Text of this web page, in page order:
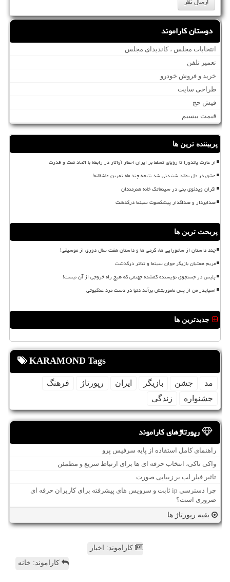
دوستان کاراموند
انتخابات مجلس ، کاندیدای مجلس
تعمیر تلفن
خرید و فروش خودرو
طراحی سایت
فیش حج
قیمت بیسیم
پربیننده ترین ها
از غارت پاندورا تا رؤیای تسلط بر ایران اخطار آواتار در رابطه با اتحاد نفت و قدرت
عشق در دل بماند شنیدنی شد نتیجه چند ماه تمرین عاشقانه!
اکران ویدئوی بنی در سینماتک خانه هنرمندان
صدابردار و صداگذار پیشکسوت سینما درگذشت
پربحث ترین ها
چند داستان از سامورایی ها، گرمی ها و داستان هفت سال دوری از موسیقی!
مریم همتیان بازیگر جوان سینما و تئاتر درگذشت
پلیس در جستجوی نویسنده گمشده جهنمی که هیچ راه خروجی از آن نیست!
اسپایدر من از پس ماموریتش برآمد دنیا در دست مرد عنکبوتی
جدیدترین ها
KARAMOND Tags
مد جشن بازیگر ایران رپورتاژ
فرهنگ
جشنواره
زندگی
رپورتاژهای کاراموند
راهنمای کامل استفاده از پایه سرفیس پرو
واکی تاکی، انتخاب حرفه ای ها برای ارتباط سریع و مطمئن
تاثیر فیلر لب بر زیبایی صورت
چرا دسترسی ip ثابت و سرویس های پیشرفته برای کاربران حرفه ای
ضروری است؟
بقیه رپورتاژ ها
کاراموند: اخبار
کاراموند: خانه